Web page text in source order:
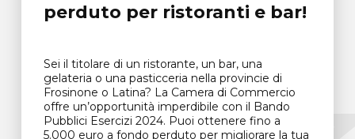
perduto per ristoranti e bar!
Sei il titolare di un ristorante, un bar, una
gelateria o una pasticceria nella provincie di
Frosinone o Latina? La Camera di Commercio
offre un’opportunità imperdibile con il Bando
Pubblici Esercizi 2024. Puoi ottenere fino a
5.000 euro a fondo perduto per migliorare la tua